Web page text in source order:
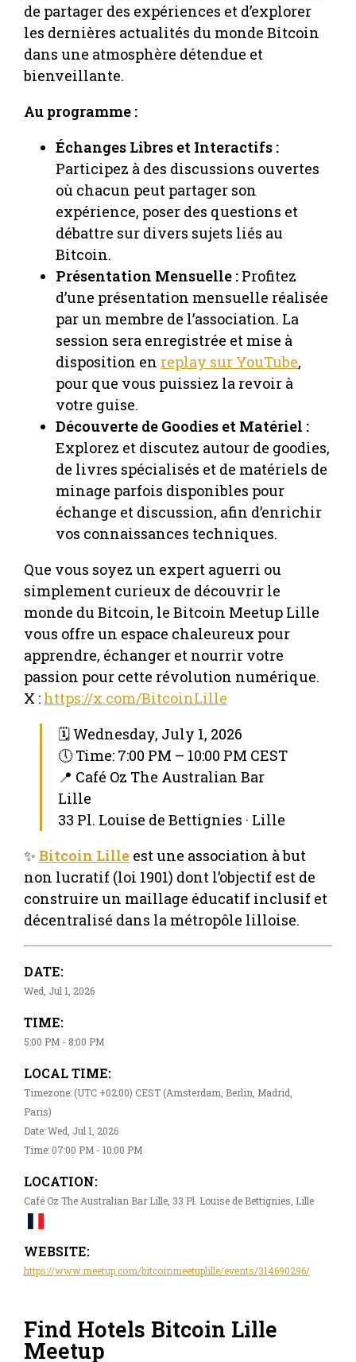
de partager des expériences et d’explorer
les dernières actualités du monde Bitcoin
dans une atmosphère détendue et
bienveillante.
Au programme :
Échanges Libres et Interactifs :
Participez à des discussions ouvertes
où chacun peut partager son
expérience, poser des questions et
débattre sur divers sujets liés au
Bitcoin.
Présentation Mensuelle : Profitez
d’une présentation mensuelle réalisée
par un membre de l’association. La
session sera enregistrée et mise à
disposition en replay sur YouTube,
pour que vous puissiez la revoir à
votre guise.
Découverte de Goodies et Matériel :
Explorez et discutez autour de goodies,
de livres spécialisés et de matériels de
minage parfois disponibles pour
échange et discussion, afin d’enrichir
vos connaissances techniques.
Que vous soyez un expert aguerri ou
simplement curieux de découvrir le
monde du Bitcoin, le Bitcoin Meetup Lille
vous offre un espace chaleureux pour
apprendre, échanger et nourrir votre
passion pour cette révolution numérique.
X : https://x.com/BitcoinLille
🗓 Wednesday, July 1, 2026
🕔 Time: 7:00 PM – 10:00 PM CEST
📍 Café Oz The Australian Bar
Lille
33 Pl. Louise de Bettignies · Lille
✨ Bitcoin Lille est une association à but
non lucratif (loi 1901) dont l’objectif est de
construire un maillage éducatif inclusif et
décentralisé dans la métropôle lilloise.
DATE:
Wed, Jul 1, 2026
TIME:
5:00 PM - 8:00 PM
LOCAL TIME:
Timezone: (UTC +02:00) CEST (Amsterdam, Berlin, Madrid,
Paris)
Date: Wed, Jul 1, 2026
Time: 07:00 PM - 10:00 PM
LOCATION:
Café Oz The Australian Bar Lille, 33 Pl. Louise de Bettignies, Lille
WEBSITE:
https://www.meetup.com/bitcoinmeetuplille/events/314690296/
Find Hotels Bitcoin Lille
Meetup